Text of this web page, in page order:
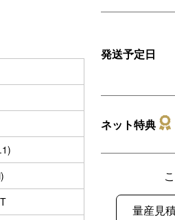
発送予定日
ネット特典
量産見